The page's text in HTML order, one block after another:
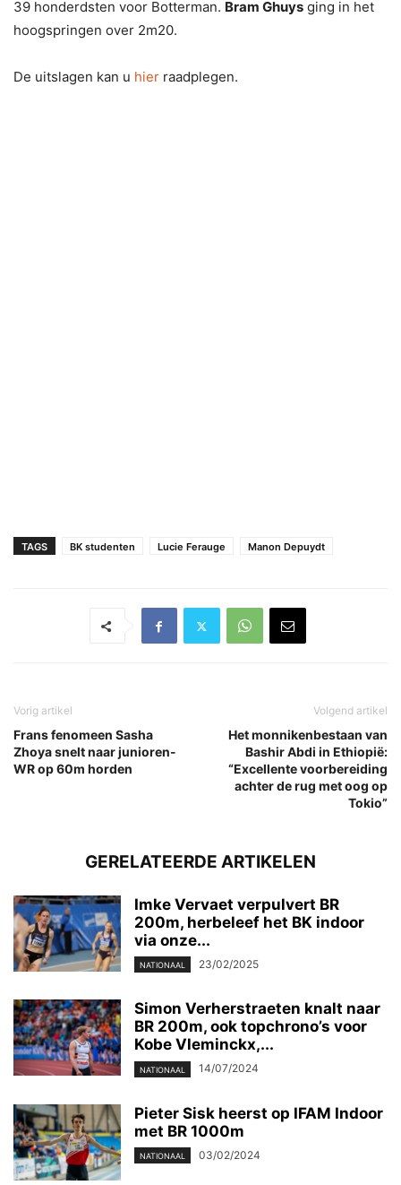
39 honderdsten voor Botterman. Bram Ghuys ging in het
hoogspringen over 2m20.
De uitslagen kan u hier raadplegen.
TAGS BK studenten Lucie Ferauge Manon Depuydt
Vorig artikel
Frans fenomeen Sasha
Zhoya snelt naar junioren-
WR op 60m horden
Volgend artikel
Het monnikenbestaan van
Bashir Abdi in Ethiopië:
“Excellente voorbereiding
achter de rug met oog op
Tokio”
GERELATEERDE ARTIKELEN
Imke Vervaet verpulvert BR
200m, herbeleef het BK indoor
via onze...
NATIONAAL 23/02/2025
Simon Verherstraeten knalt naar
BR 200m, ook topchrono’s voor
Kobe Vleminckx,...
NATIONAAL 14/07/2024
Pieter Sisk heerst op IFAM Indoor
met BR 1000m
NATIONAAL 03/02/2024